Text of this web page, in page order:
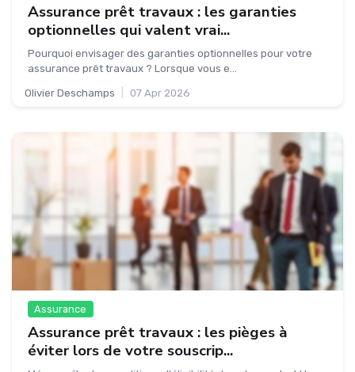
Assurance prêt travaux : les garanties
optionnelles qui valent vrai...
Pourquoi envisager des garanties optionnelles pour votre
assurance prêt travaux ? Lorsque vous e...
Olivier Deschamps 07 Apr 2026
Assurance
Assurance prêt travaux : les pièges à
éviter lors de votre souscrip...